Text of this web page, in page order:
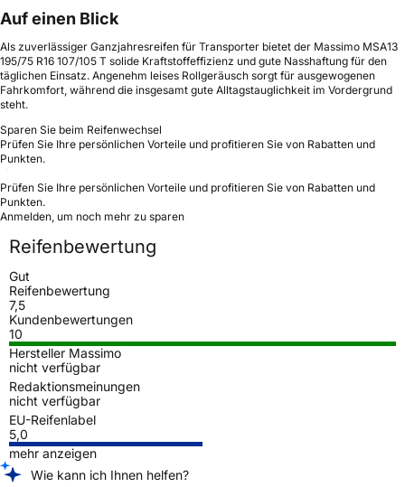
Auf einen Blick
Als zuverlässiger Ganzjahresreifen für Transporter bietet der Massimo MSA13
195/75 R16 107/105 T solide Kraftstoffeffizienz und gute Nasshaftung für den
täglichen Einsatz. Angenehm leises Rollgeräusch sorgt für ausgewogenen
Fahrkomfort, während die insgesamt gute Alltagstauglichkeit im Vordergrund
steht.
Sparen Sie beim Reifenwechsel
Prüfen Sie Ihre persönlichen Vorteile und profitieren Sie von Rabatten und
Punkten.
Prüfen Sie Ihre persönlichen Vorteile und profitieren Sie von Rabatten und
Punkten.
Anmelden, um noch mehr zu sparen
Reifenbewertung
Gut
Reifenbewertung
7,5
Kundenbewertungen
10
Hersteller Massimo
nicht verfügbar
Redaktionsmeinungen
nicht verfügbar
EU-Reifenlabel
5,0
mehr anzeigen
Wie kann ich Ihnen helfen?